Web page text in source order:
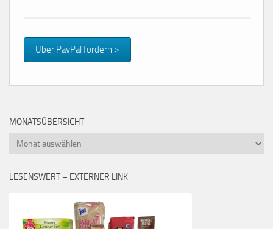
Über PayPal fördern >
MONATSÜBERSICHT
Monatsübersicht
LESENSWERT – EXTERNER LINK